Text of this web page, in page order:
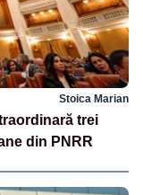
Stoica Marian
trei
din PNRR